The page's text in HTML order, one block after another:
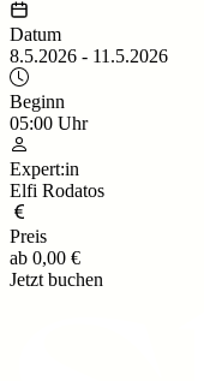
Datum
8.5.2026 - 11.5.2026
Beginn
05:00 Uhr
Expert:in
Elfi Rodatos
Preis
ab 0,00 €
Jetzt buchen